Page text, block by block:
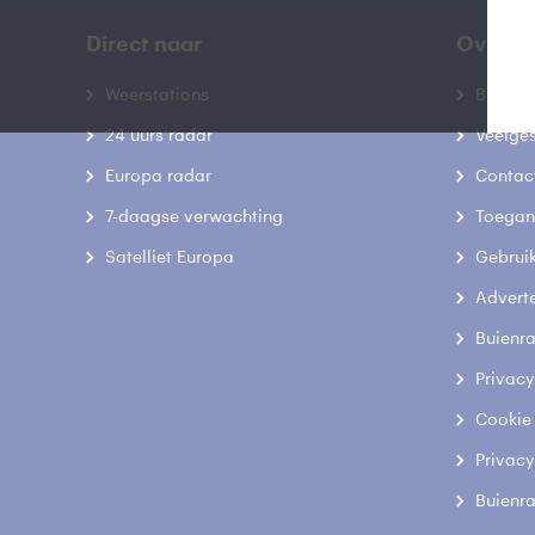
Direct naar
Weerstations
24 uurs radar
Europa radar
7-daagse verwachting
Satelliet Europa
Over